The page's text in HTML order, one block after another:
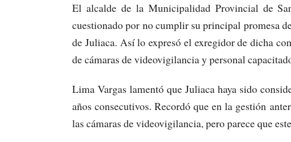
El alcalde de la Municipalidad Provincial de
cuestionado por no cumplir su principal promesa
de Juliaca. Así lo expresó el exregidor de dicha
de cámaras de videovigilancia y personal
Lima Vargas lamentó que Juliaca haya sido
años consecutivos. Recordó que en la gestión
las cámaras de videovigilancia, pero parece que